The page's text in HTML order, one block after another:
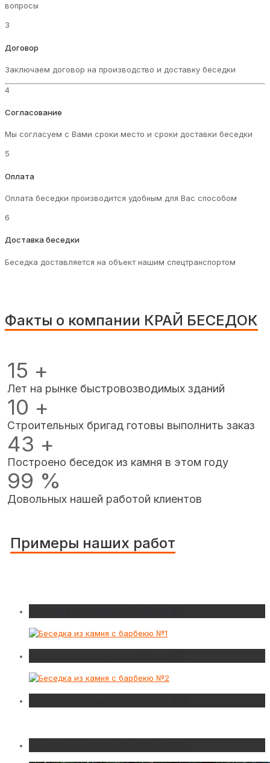
вопросы
3
Договор
Заключаем договор на производство и доставку беседки
4
Согласование
Мы согласуем с Вами сроки место и сроки доставки беседки
5
Оплата
Оплата беседки производится удобным для Вас способом
6
Доставка беседки
Беседка доставляется на объект нашим спецтранспортом
Факты о компании КРАЙ БЕСЕДОК
15 +
Лет на рынке быстровозводимых зданий
10 +
Строительных бригад готовы выполнить заказ
43 +
Построено беседок из камня в этом году
99 %
Довольных нашей работой клиентов
Примеры наших работ